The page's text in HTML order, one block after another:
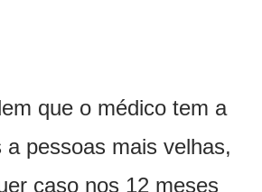
que o médico tem a
pessoas mais velhas,
caso nos 12 meses